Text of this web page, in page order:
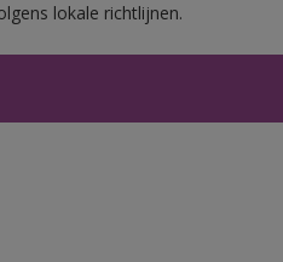
lokale richtlijnen.